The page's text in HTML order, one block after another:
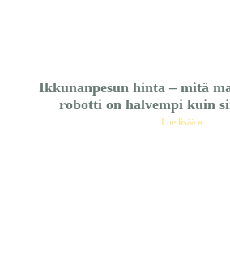
Ikkunanpesun hinta – mitä
robotti on halvempi kuin
Lue lisää »